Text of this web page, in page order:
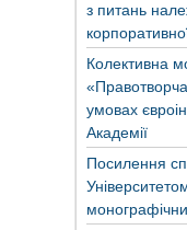
з питань
Колективна
«Правотворча
умовах
Академії
Посилення